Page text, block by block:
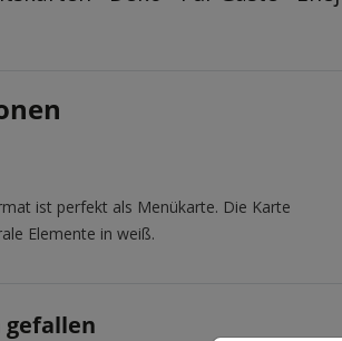
ist perfekt als Menükarte. Die Karte
Elemente in weiß.
gefallen